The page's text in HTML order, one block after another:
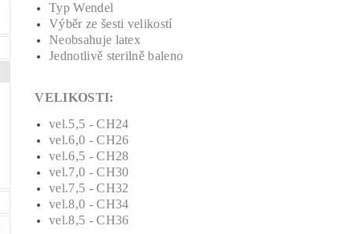
Typ Wendel
Výběr ze šesti velikostí
Neobsahuje latex
Jednotlivě sterilně baleno
VELIKOSTI:
vel.5,5 - CH24
vel.6,0 - CH26
vel.6,5 - CH28
vel.7,0 - CH30
vel.7,5 - CH32
vel.8,0 - CH34
vel.8,5 - CH36